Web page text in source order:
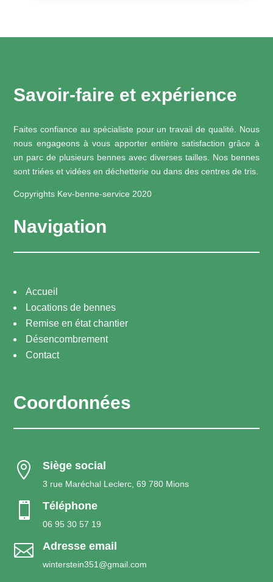
Savoir-faire et expérience
Faites confiance au spécialiste pour un travail de qualité. Nous
nous engageons à vous apporter entière satisfaction grâce à
un parc de plusieurs bennes avec diverses tailles. Nos bennes
sont triées et vidées en déchetterie ou dans des centres de tris.
Copyrights Kev-benne-service 2020
Navigation
Accueil
Locations de bennes
Remise en état chantier
Désencombrement
Contact
Coordonnées
 Siège social
3 rue Maréchal Leclerc, 69 780 Mions
 Téléphone
06 95 30 57 19
 Adresse email
winterstein351@gmail.com